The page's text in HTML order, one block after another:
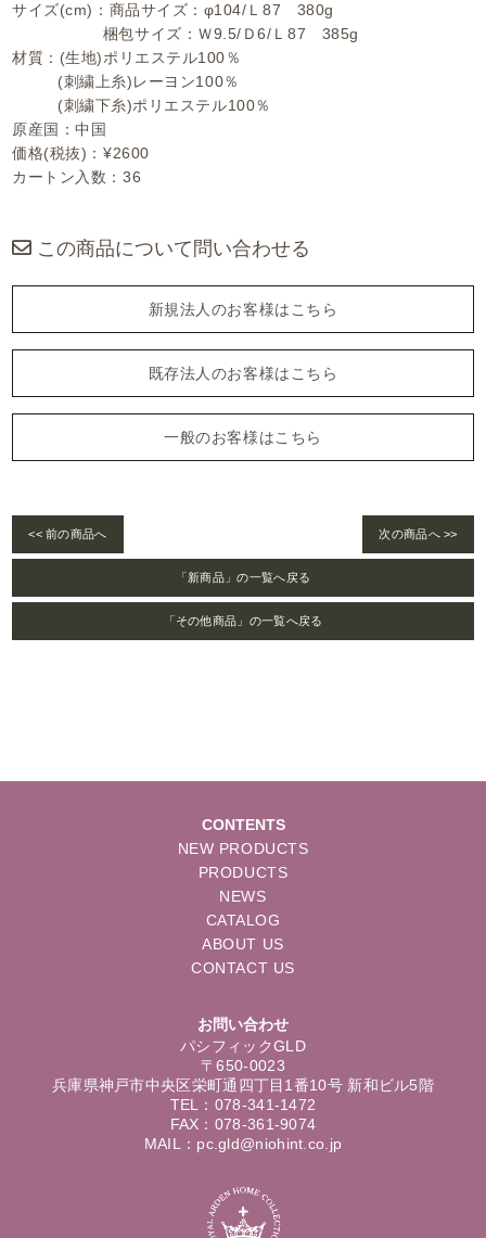
サイズ(cm)：商品サイズ：φ104/Ｌ87 380g
梱包サイズ：Ｗ9.5/Ｄ6/Ｌ87 385g
材質：(生地)ポリエステル100％
(刺繍上糸)レーヨン100％
(刺繍下糸)ポリエステル100％
原産国：中国
価格(税抜)：¥2600
カートン入数：36
この商品について問い合わせる
新規法人のお客様はこちら
既存法人のお客様はこちら
一般のお客様はこちら
<< 前の商品へ 次の商品へ >>
「新商品」の一覧へ戻る
「その他商品」の一覧へ戻る
CONTENTS
NEW PRODUCTS
PRODUCTS
NEWS
CATALOG
ABOUT US
CONTACT US
お問い合わせ
パシフィックGLD
〒650-0023
兵庫県神戸市中央区栄町通四丁目1番10号 新和ビル5階
TEL：078-341-1472
FAX：078-361-9074
MAIL：pc.gld@niohint.co.jp